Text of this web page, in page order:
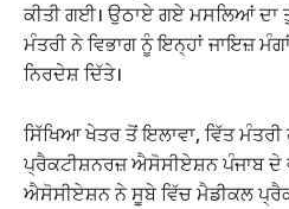
ਕੀਤੀ ਗਈ। ਉਠਾਏ ਗਏ ਮਸਲਿਆਂ ਦਾ
ਮੰਤਰੀ ਨੇ ਵਿਭਾਗ ਨੂੰ ਇਨ੍ਹਾਂ ਜਾਇਜ਼
ਨਿਰਦੇਸ਼ ਦਿੱਤੇ।
ਸਿੱਖਿਆ ਖੇਤਰ ਤੋਂ ਇਲਾਵਾ, ਵਿੱਤ
ਪ੍ਰੈਕਟੀਸ਼ਨਰਜ਼ ਐਸੋਸੀਏਸ਼ਨ ਪੰਜਾਬ ਦੇ
ਐਸੋਸੀਏਸ਼ਨ ਨੇ ਸੂਬੇ ਵਿੱਚ ਮੈਡੀਕਲ